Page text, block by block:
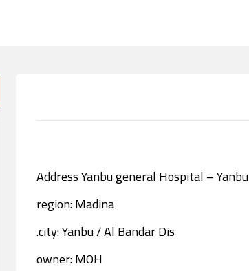
Address Yanbu general Hospital – Yanbu
region: Madina
city: Yanbu / Al Bandar Dis.
owner: MOH